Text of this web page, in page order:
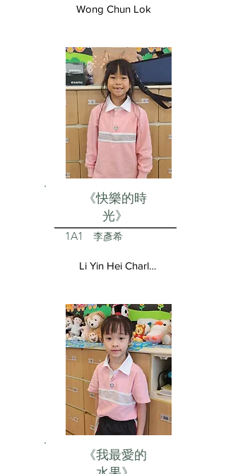
Wong Chun Lok
《快樂的時
光》
1A1 李彥希
Li Yin Hei Charlotte
《我最愛的